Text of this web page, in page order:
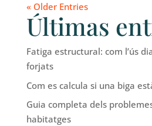
« Older Entries
Últimas
Fatiga estructural: com l’ús
forjats
Com es calcula si una biga
Guia completa dels
habitatges